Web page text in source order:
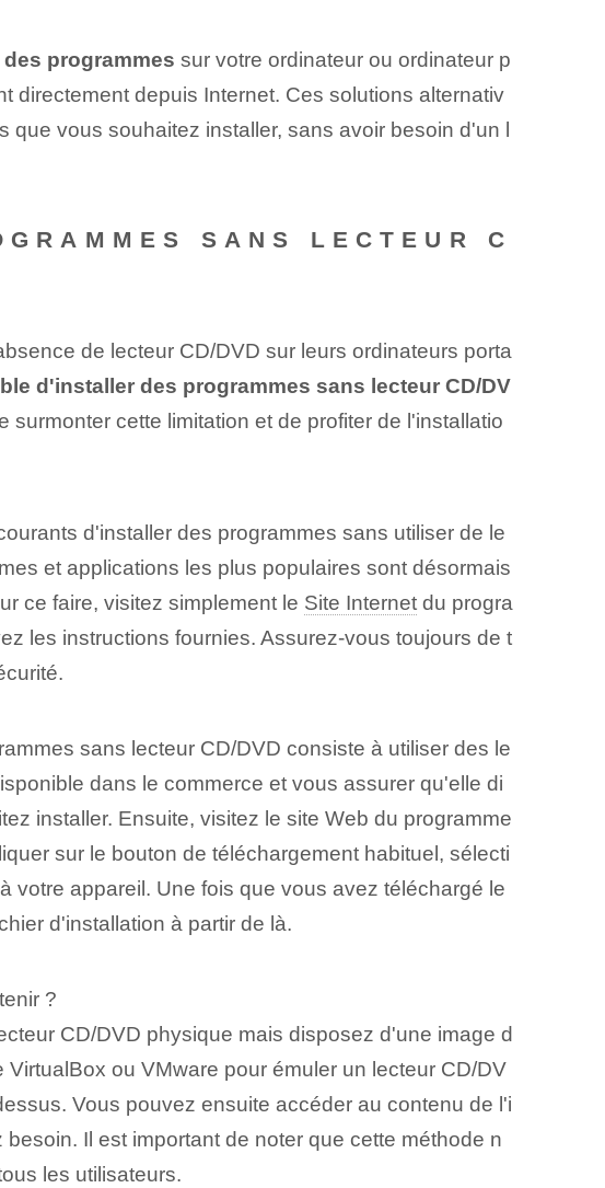
programmes ⁢sur votre ordinateur ou ordinateur p
directement depuis Internet. Ces solutions alternativ
vous souhaitez installer, sans avoir besoin d'un l
SANS LECTEUR C
de lecteur CD/DVD sur leurs ordinateurs porta
d'installer des programmes sans lecteur CD/DV
cette limitation et de profiter de l'installatio
d'installer des programmes sans utiliser de le
et applications les plus populaires sont désormais
ce faire, visitez simplement le Site Internetdu progra
les instructions fournies. ⁤Assurez-vous toujours de t
sans lecteur CD/DVD consiste à utiliser des le
dans le commerce et vous assurer qu'elle di
installer. Ensuite, visitez le site Web⁢ du programme
sur le bouton de téléchargement habituel, sélecti
votre appareil. Une fois que vous avez téléchargé le
d'installation à partir de là.
?
CD/DVD physique mais disposez d'une image d
ou VMware pour émuler un lecteur CD/DV
Vous pouvez ensuite accéder au contenu de l'i
Il est important de noter que cette méthode n
les utilisateurs.